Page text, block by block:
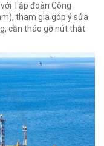
Tập đoàn Công
tham gia góp ý sửa
cần tháo gỡ nút thắt